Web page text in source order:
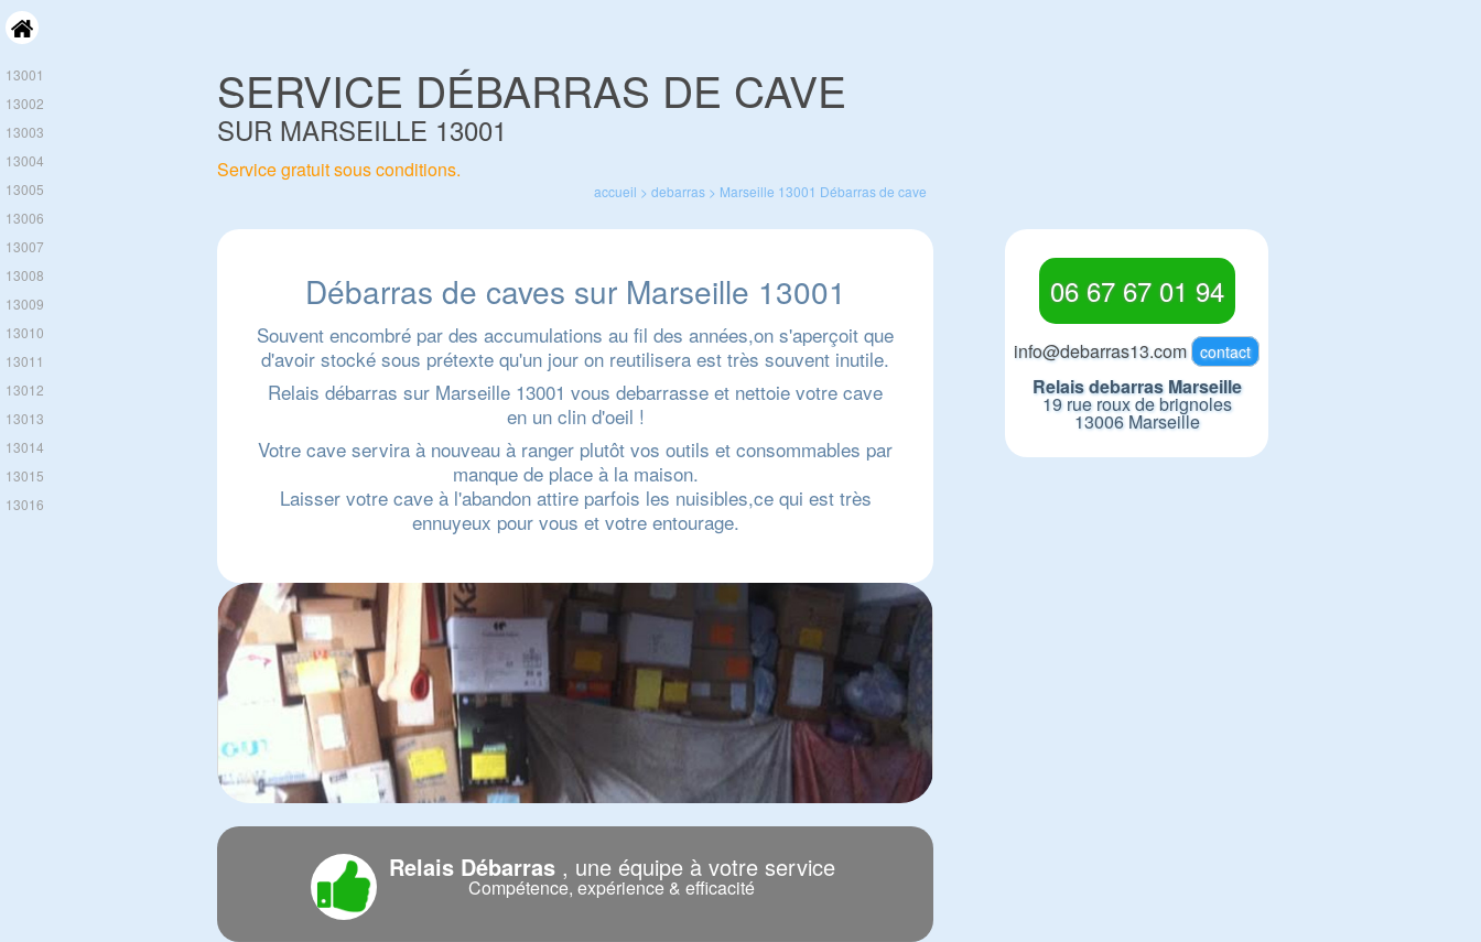
SERVICE DÉBARRAS DE CAVE
SUR MARSEILLE 13001
Service gratuit sous conditions.
accueil > debarras > Marseille 13001 Débarras de cave
Débarras de caves sur Marseille 13001
Souvent encombré par des accumulations au fil des années,on s'aperçoit que
d'avoir stocké sous prétexte qu'un jour on reutilisera est très souvent inutile.
Relais débarras sur Marseille 13001 vous debarrasse et nettoie votre cave
en un clin d'oeil !
Votre cave servira à nouveau à ranger plutôt vos outils et consommables par
manque de place à la maison.
Laisser votre cave à l'abandon attire parfois les nuisibles,ce qui est très
ennuyeux pour vous et votre entourage.
06 67 67 01 94
info@debarras13.com contact
Relais debarras Marseille
19 rue roux de brignoles
13006 Marseille
Relais Débarras, une équipe à votre service
Compétence, expérience & efficacité
13001
13002
13003
13004
13005
13006
13007
13008
13009
13010
13011
13012
13013
13014
13015
13016